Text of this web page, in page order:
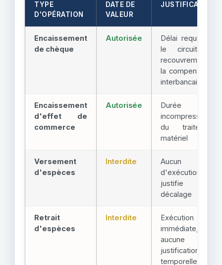
TYPE
D'OPÉRATION
DATE DE
VALEUR
JUSTIFICATION
Encaissement
de chèque
Autorisée
Délai requis par
le circuit de
recouvrement et
la compensation
interbancaire
Encaissement
d'effet de
commerce
Autorisée
Durée
incompressible
du traitement
matériel
Versement
d'espèces
Interdite
Aucun délai
d'exécution ne
justifie un
décalage
Retrait
d'espèces
Interdite
Exécution
immédiate,
aucune
justification
temporelle